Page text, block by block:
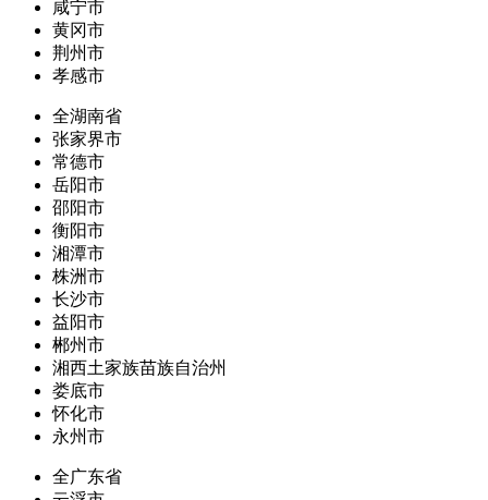
咸宁市
黄冈市
荆州市
孝感市
全湖南省
张家界市
常德市
岳阳市
邵阳市
衡阳市
湘潭市
株洲市
长沙市
益阳市
郴州市
湘西土家族苗族自治州
娄底市
怀化市
永州市
全广东省